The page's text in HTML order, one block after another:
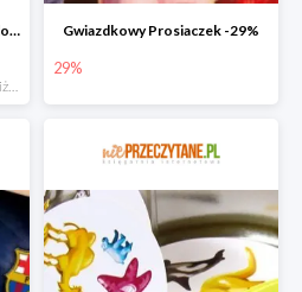
LEGO® Disney Princess™ Lodowy zamek Gwiazdkowy Prosiaczek -29%
29%